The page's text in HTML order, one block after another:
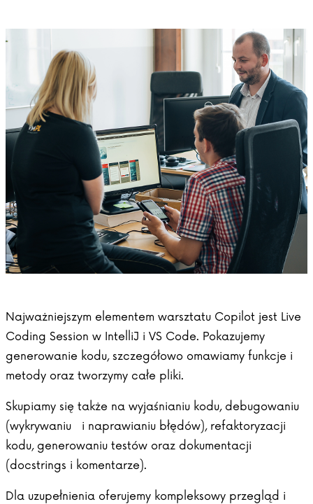
Najważniejszym elementem warsztatu Copilot jest Live
Coding Session w IntelliJ i VS Code. Pokazujemy
generowanie kodu, szczegółowo omawiamy funkcje i
metody oraz tworzymy całe pliki.
Skupiamy się także na wyjaśnianiu kodu, debugowaniu
(wykrywaniu i naprawianiu błędów), refaktoryzacji
kodu, generowaniu testów oraz dokumentacji
(docstrings i komentarze).
Dla uzupełnienia oferujemy kompleksowy przegląd i